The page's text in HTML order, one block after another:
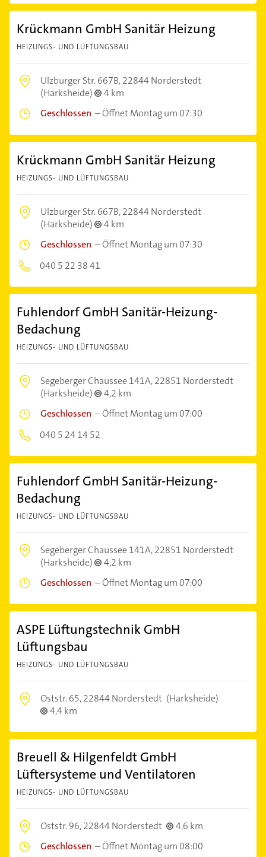
Krückmann GmbH Sanitär Heizung
HEIZUNGS- UND LÜFTUNGSBAU
Ulzburger Str. 667B,22844 Norderstedt
(Harksheide)
4 km
Geschlossen –Öffnet Montag um 07:30
Krückmann GmbH Sanitär Heizung
HEIZUNGS- UND LÜFTUNGSBAU
Ulzburger Str. 667B,22844 Norderstedt
(Harksheide)
4 km
Geschlossen –Öffnet Montag um 07:30
040 5 22 38 41
Fuhlendorf GmbH Sanitär-Heizung-
Bedachung
HEIZUNGS- UND LÜFTUNGSBAU
Segeberger Chaussee 141A,22851 Norderstedt
(Harksheide)
4,2 km
Geschlossen –Öffnet Montag um 07:00
040 5 24 14 52
Fuhlendorf GmbH Sanitär-Heizung-
Bedachung
HEIZUNGS- UND LÜFTUNGSBAU
Segeberger Chaussee 141A,22851 Norderstedt
(Harksheide)
4,2 km
Geschlossen –Öffnet Montag um 07:00
ASPE Lüftungstechnik GmbH
Lüftungsbau
HEIZUNGS- UND LÜFTUNGSBAU
Oststr. 65,22844 Norderstedt (Harksheide)
4,4 km
Breuell & Hilgenfeldt GmbH
Lüftersysteme und Ventilatoren
HEIZUNGS- UND LÜFTUNGSBAU
Oststr. 96,22844 Norderstedt
4,6 km
Geschlossen –Öffnet Montag um 08:00